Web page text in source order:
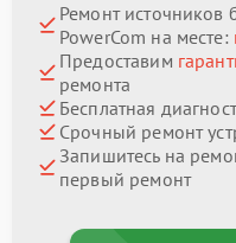
Ремонт источников
PowerCom на месте:
Предоставим
ремонта
Бесплатная
Срочный ремонт
Запишитесь на
первый ремонт